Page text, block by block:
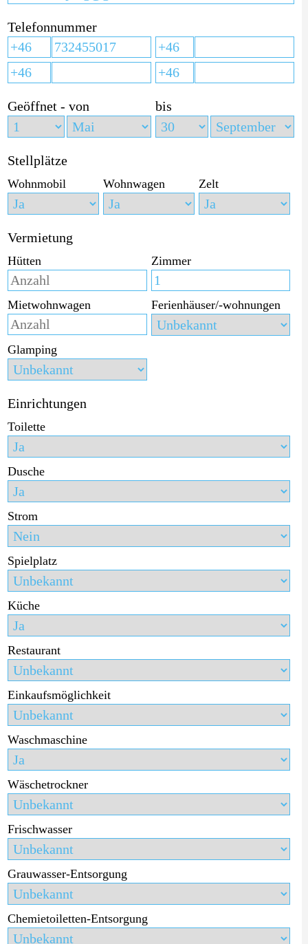
Telefonnummer
Geöffnet - von bis
Stellplätze
Wohnmobil Wohnwagen Zelt
Vermietung
Hütten Zimmer
Mietwohnwagen Ferienhäuser/-wohnungen
Glamping
Einrichtungen
Toilette
Dusche
Strom
Spielplatz
Küche
Restaurant
Einkaufsmöglichkeit
Waschmaschine
Wäschetrockner
Frischwasser
Grauwasser-Entsorgung
Chemietoiletten-Entsorgung